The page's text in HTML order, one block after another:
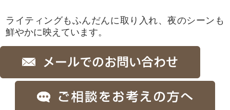
ライティングもふんだんに取り入れ、夜のシーンも
鮮やかに映えています。